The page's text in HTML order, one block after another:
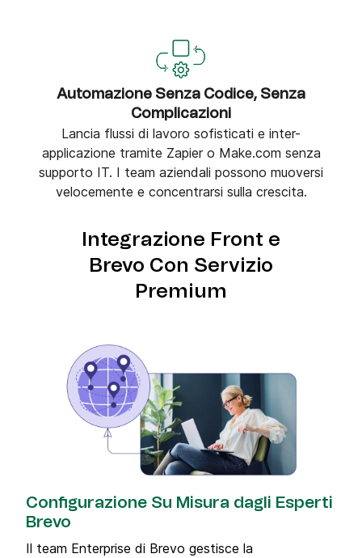
Automazione Senza Codice, Senza
Complicazioni
Lancia flussi di lavoro sofisticati e inter-
applicazione tramite Zapier o Make.com senza
supporto IT. I team aziendali possono muoversi
velocemente e concentrarsi sulla crescita.
Integrazione Front e
Brevo Con Servizio
Premium
Configurazione Su Misura dagli Esperti
Brevo
Il team Enterprise di Brevo gestisce la